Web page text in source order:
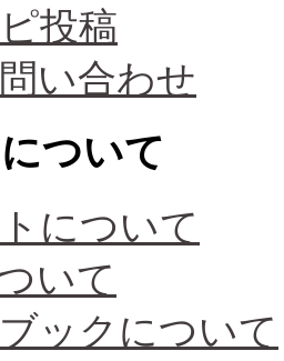
投稿
い合わせ
ついて
について
いて
ックについて